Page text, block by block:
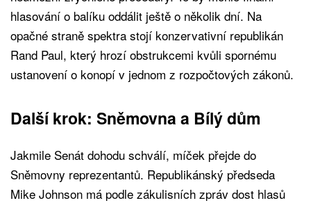
hlasování o balíku oddálit ještě o několik dní. Na
opačné straně spektra stojí konzervativní republikán
Rand Paul, který hrozí obstrukcemi kvůli spornému
ustanovení o konopí v jednom z rozpočtových zákonů.
Další krok: Sněmovna a Bílý dům
Jakmile Senát dohodu schválí, míček přejde do
Sněmovny reprezentantů. Republikánský předseda
Mike Johnson má podle zákulisních zpráv dost hlasů